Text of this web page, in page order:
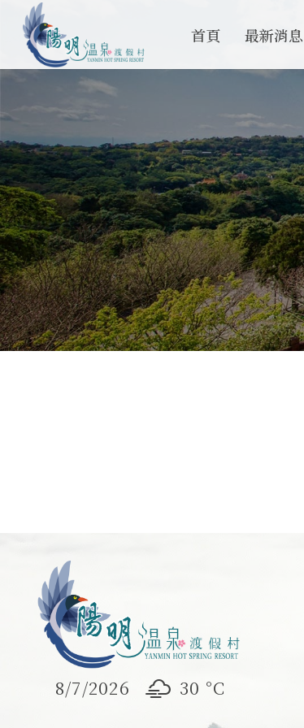
首頁 最新消息
8/7/2026 30 °C